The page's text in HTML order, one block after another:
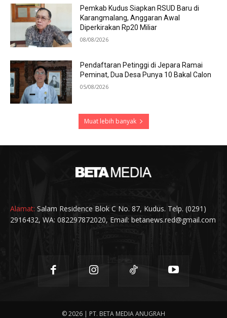
Pemkab Kudus Siapkan RSUD Baru di
Karangmalang, Anggaran Awal
Diperkirakan Rp20 Miliar
08/08/2026
Pendaftaran Petinggi di Jepara Ramai
Peminat, Dua Desa Punya 10 Bakal Calon
05/08/2026
Muat lebih banyak
Alamat: Salam Residence Blok C No. 87, Kudus. Telp. (0291)
2916432, WA: 082297872020, Email: betanews.red@gmail.com
© 2026 | PT. BETA MEDIA ANUGRAH